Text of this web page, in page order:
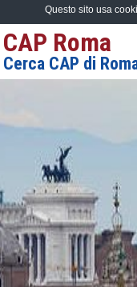
CAP Roma
Cerca CAP di
Questo sito usa